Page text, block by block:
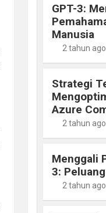
GPT-3:
Manusia
2 tahun ago
Strategi
Azure
2 tahun ago
Menggali
3:
2 tahun ago